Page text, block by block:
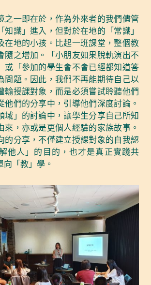
之一即在於，作為外來者的我們儘管
知識」進入，但對於在地的「常識」
在地的小孩。比起一班課堂，整個教
隨之增加。「小朋友如果脫軌演出不
或「參加的學生會不會已經都知道答
問題。因此，我們不再能期待自己以
輸授課對象，而是必須嘗試聆聽他們
他們的分享中，引導他們深度討論。
域」的討論中，讓學生分享自己所知
來，亦或是更個人經驗的家族故事。
的分享，不僅建立授課對象的自我認
他人」的目的，也才是真正實踐共
向「教」學。